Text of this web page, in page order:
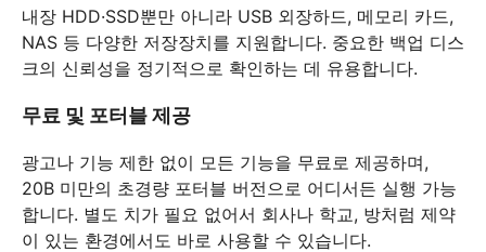
내장 HDD·SSD뿐만 아니라 USB 외장하드, 메모리 카드,
NAS 등 다양한 저장장치를 지원합니다. 중요한 백업 디스
크의 신뢰성을 정기적으로 확인하는 데 유용합니다.
무료 및 포터블 제공
광고나 기능 제한 없이 모든 기능을 무료로 제공하며,
20B 미만의 초경량 포터블 버전으로 어디서든 실행 가능
합니다. 별도 치가 필요 없어서 회사나 학교, 방처럼 제약
이 있는 환경에서도 바로 사용할 수 있습니다.